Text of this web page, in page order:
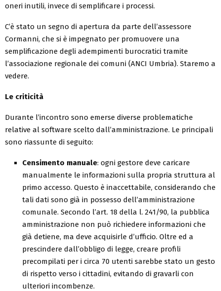
oneri inutili, invece di semplificare i processi.
C’è stato un segno di apertura da parte dell’assessore
Cormanni, che si è impegnato per promuovere una
semplificazione degli adempimenti burocratici tramite
l’associazione regionale dei comuni (ANCI Umbria). Staremo a
vedere.
Le criticità
Durante l’incontro sono emerse diverse problematiche
relative al software scelto dall’amministrazione. Le principali
sono riassunte di seguito:
Censimento manuale: ogni gestore deve caricare
manualmente le informazioni sulla propria struttura al
primo accesso. Questo è inaccettabile, considerando che
tali dati sono già in possesso dell’amministrazione
comunale. Secondo l’art. 18 della l. 241/90, la pubblica
amministrazione non può richiedere informazioni che
già detiene, ma deve acquisirle d’ufficio. Oltre ed a
prescindere dall’obbligo di legge, creare profili
precompilati per i circa 70 utenti sarebbe stato un gesto
di rispetto verso i cittadini, evitando di gravarli con
ulteriori incombenze.